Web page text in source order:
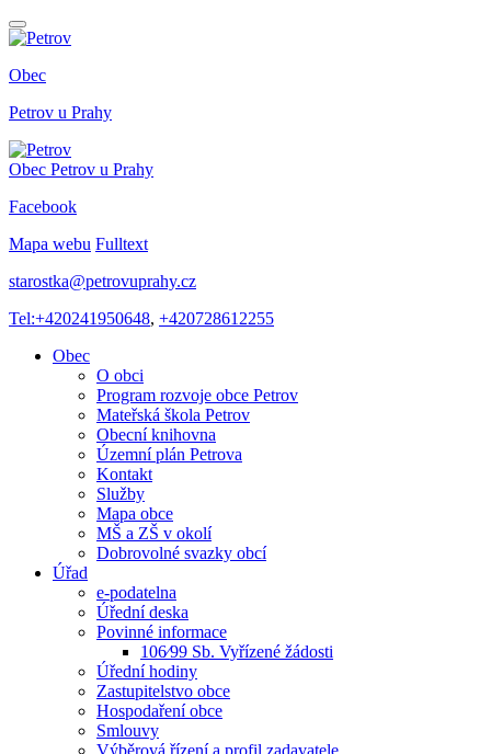
Obec
Petrov u Prahy
Obec Petrov u Prahy
Facebook
Mapa webu Fulltext
starostka@petrovuprahy.cz
Tel:+420241950648, +420728612255
Obec
O obci
Program rozvoje obce Petrov
Mateřská škola Petrov
Obecní knihovna
Územní plán Petrova
Kontakt
Služby
Mapa obce
MŠ a ZŠ v okolí
Dobrovolné svazky obcí
Úřad
e-podatelna
Úřední deska
Povinné informace
106⁄99 Sb. Vyřízené žádosti
Úřední hodiny
Zastupitelstvo obce
Hospodaření obce
Smlouvy
Výběrová řízení a profil zadavatele